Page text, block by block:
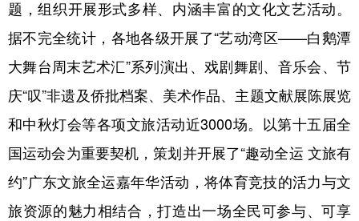
陕西 甘肃 青海 宁夏
新疆 内蒙古 黑龙江
多语种频道
English Español Français عربى
Русский язык 日本語 한국어
Deutsch Português
题，组织开展形式多样、内涵丰富的文化文艺活动。
据不完全统计，各地各级开展了“艺动湾区——白鹅潭
大舞台周末艺术汇”系列演出、戏剧舞剧、音乐会、节
庆“叹”非遗及侨批档案、美术作品、主题文献展陈展览
和中秋灯会等各项文旅活动近3000场。以第十五届全
国运动会为重要契机，策划并开展了“趣动全运 文旅有
约”广东文旅全运嘉年华活动，将体育竞技的活力与文
旅资源的魅力相结合，打造出一场全民可参与、可享